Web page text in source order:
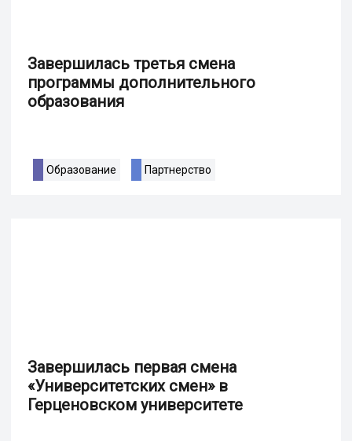
Завершилась третья смена
программы дополнительного
образования
Образование Партнерство
Завершилась первая смена
«Университетских смен» в
Герценовском университете